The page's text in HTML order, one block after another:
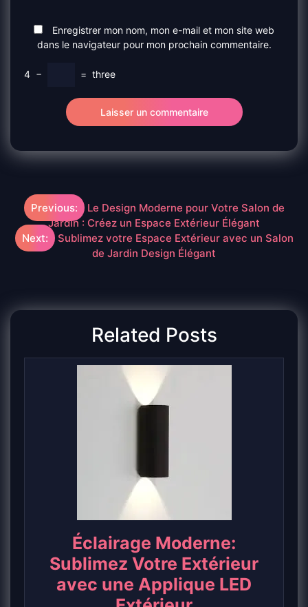
Enregistrer mon nom, mon e-mail et mon site web
dans le navigateur pour mon prochain commentaire.
4 − = three
Navigation
de
Previous:
Le Design Moderne pour Votre Salon de
Jardin : Créez un Espace Extérieur Élégant
Next:
Sublimez votre Espace Extérieur avec un Salon
de Jardin Design Élégant
Related Posts
Éclairage Moderne:
Sublimez Votre Extérieur
avec une Applique LED